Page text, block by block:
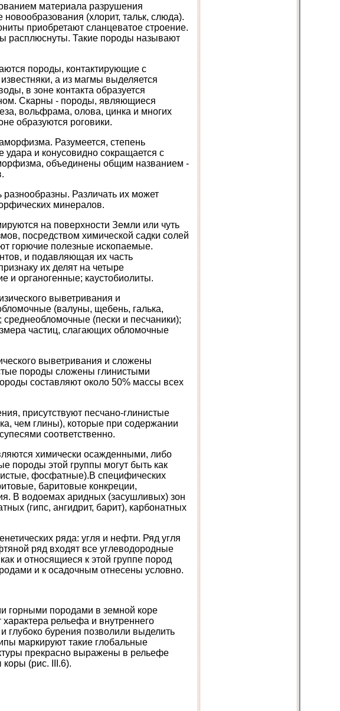
материала разрушения
(хлорит, тальк, слюда).
приобретают сланцеватое строение.
расплюснуты. Такие породы называют
породы, контактирующие с
а из магмы выделяется
в зоне контакта образуется
Скарны - породы, являющиеся
вольфрама, олова, цинка и многих
образуются роговики.
Разумеется, степень
удара и конусовидно сокращается с
объединены общим названием -
Различать их может
минералов.
на поверхности Земли или чуть
посредством химической садки солей
горючие полезные ископаемые.
и подавляющая их часть
их делят на четыре
и органогенные; каустобиолиты.
выветривания и
(валуны, щебень, галька,
(пески и песчаники);
частиц, слагающих обломочные
выветривания и сложены
породы сложены глинистыми
составляют около 50% массы всех
присутствуют песчано-глинистые
чем глины), которые при содержании
соответственно.
химически осажденными, либо
породы этой группы могут быть как
фосфатные).В специфических
баритовые конкреции,
В водоемах аридных (засушливых) зон
(гипс, ангидрит, барит), карбонатных
ряда: угля и нефти. Ряд угля
ряд входят все углеводородные
и относящиеся к этой группе пород
и к осадочным отнесены условно.
горными породами в земной коре
рельефа и внутреннего
глубоко бурения позволили выделить
маркируют такие глобальные
прекрасно выражены в рельефе
(рис. III.6).